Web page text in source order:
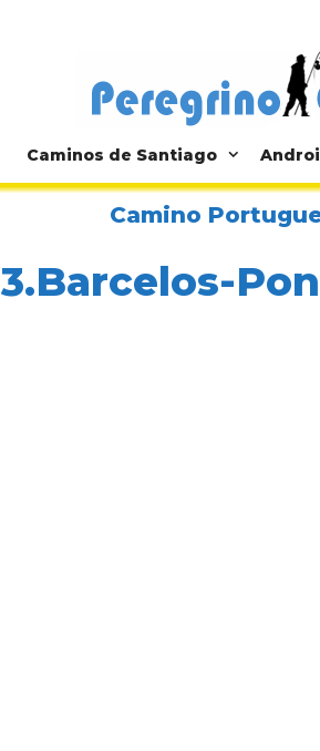
Caminos de Santiago
Camino
3.Barcelos-